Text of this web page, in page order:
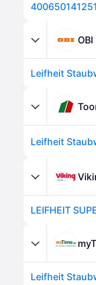
OBI
Leifheit
Leifheit
Leifheit